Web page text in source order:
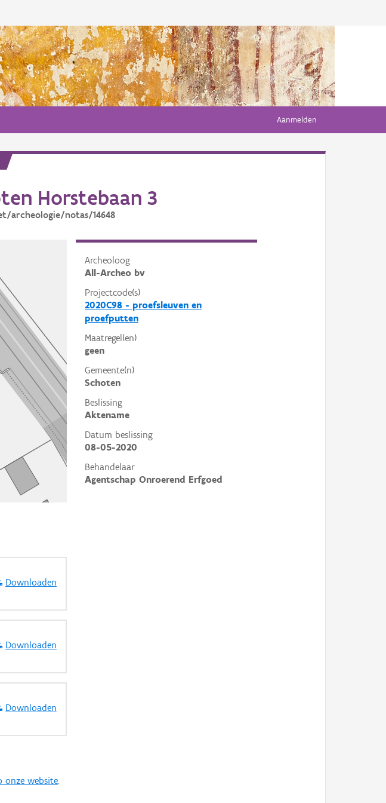
Aanmelden
Horstebaan 3
archeologie/notas/14648
Archeoloog
All-Archeo bv
Projectcode(s)
2020C98 - proefsleuven en
proefputten
Maatregel(en)
geen
Gemeente(n)
Schoten
Beslissing
Aktename
Datum beslissing
08-05-2020
Behandelaar
Agentschap Onroerend Erfgoed
Downloaden
Downloaden
Downloaden
onze website.